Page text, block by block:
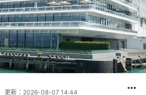
更新： 2026-08-07 14:44